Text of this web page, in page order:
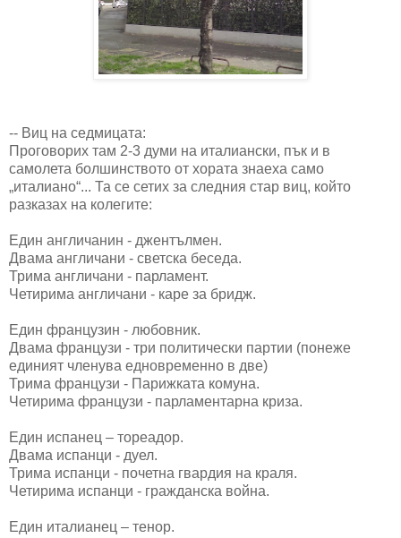
-- Виц на седмицата:
Проговорих там 2-3 думи на италиански, пък и в
самолета болшинството от хората знаеха само
„италиано“... Та се сетих за следния стар виц, който
разказах на колегите:
Един англичанин - джентълмен.
Двама англичани - светска беседа.
Трима англичани - парламент.
Четирима англичани - каре за бридж.
Един французин - любовник.
Двама французи - три политически партии (понеже
единият членува едновременно в две)
Трима французи - Парижката комуна.
Четирима французи - парламентарна криза.
Един испанец – тореадор.
Двама испанци - дуел.
Трима испанци - почетна гвардия на краля.
Четирима испанци - гражданска война.
Един италианец – тенор.